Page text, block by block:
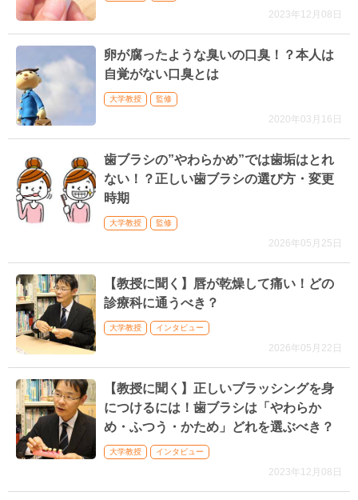
2023年12月08日
卵が腐ったような臭いの口臭！？本人は
自覚がない口臭とは
大学教授 監修
2020年03月16日
歯ブラシの”やわらかめ”では歯垢はとれ
ない！？正しい歯ブラシの選び方・変更
時期
大学教授 監修
2026年05月25日
【教授に聞く】唇が乾燥して痛い！どの
診療科に通うべき？
大学教授 インタビュー
2026年05月22日
【教授に聞く】正しいブラッシングを身
につけるには！歯ブラシは「やわらか
め・ふつう・かため」どれを選ぶべき？
大学教授 インタビュー
2023年12月08日